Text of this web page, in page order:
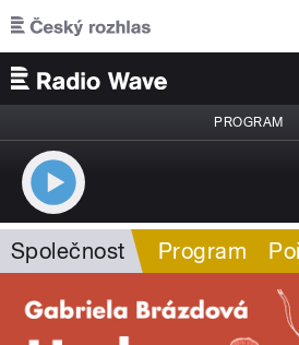
Přejít k hlavnímu obsahu
PROGRAM
Společnost Program